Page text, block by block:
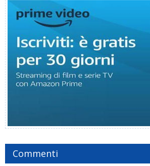
Commenti